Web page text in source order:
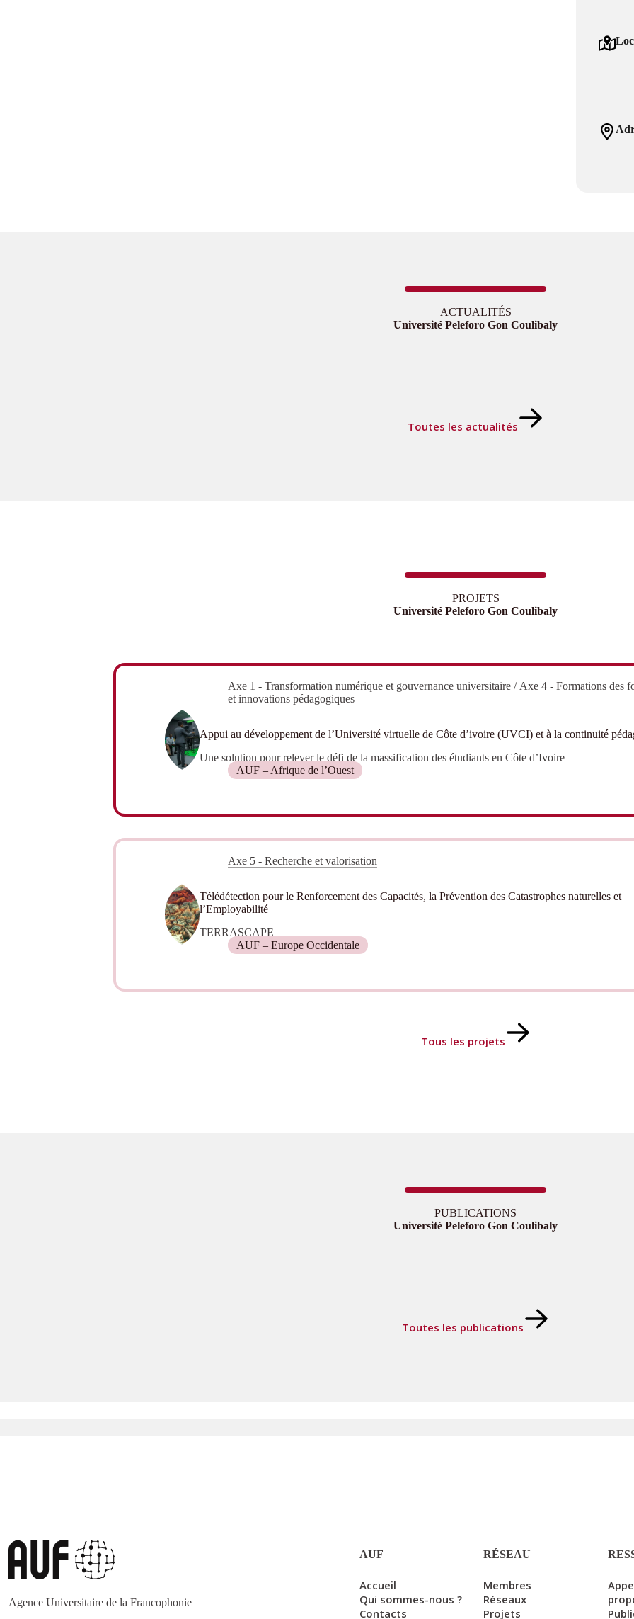
ACTUALITÉS
Université Peleforo Gon Coulibaly
Toutes les actualités
PROJETS
Université Peleforo Gon Coulibaly
Axe 1 - Transformation numérique et gouvernance universitaire/ Axe 4 - Formations des
et innovations pédagogiques
Appui au développement de l’Université virtuelle de Côte d’ivoire (UVCI) et à la continuité
Une solution pour relever le défi de la massification des étudiants en Côte d’Ivoire
AUF – Afrique de l’Ouest
Axe 5 - Recherche et valorisation
Télédétection pour le Renforcement des Capacités, la Prévention des Catastrophes naturelles et
l’Employabilité
TERRASCAPE
AUF – Europe Occidentale
Tous les projets
PUBLICATIONS
Université Peleforo Gon Coulibaly
Toutes les publications
Agence Universitaire de la Francophonie
AUF
Accueil
Qui sommes-nous ?
Contacts
RÉSEAU
Membres
Réseaux
Projets